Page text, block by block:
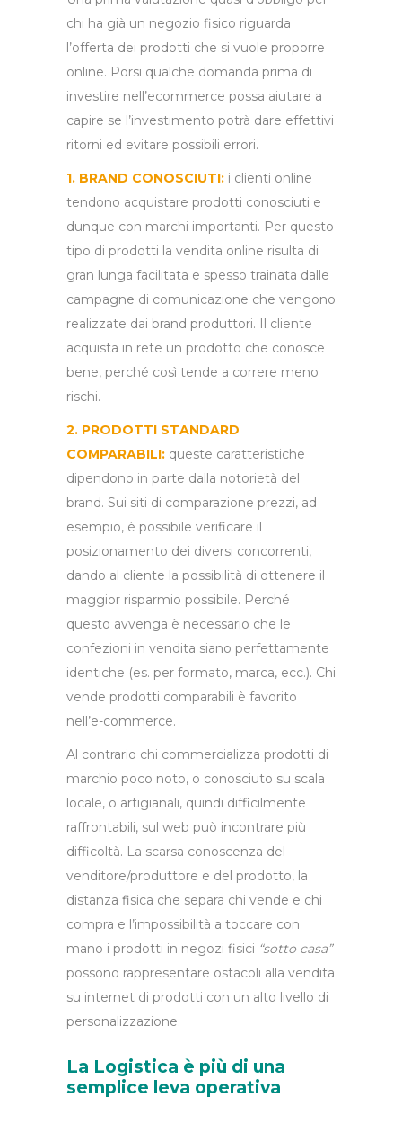
chi ha già un negozio fisico riguarda
l’offerta dei prodotti che si vuole proporre
online. Porsi qualche domanda prima di
investire nell’ecommerce possa aiutare a
capire se l’investimento potrà dare effettivi
ritorni ed evitare possibili errori.
1. BRAND CONOSCIUTI: i clienti online
tendono acquistare prodotti conosciuti e
dunque con marchi importanti. Per questo
tipo di prodotti la vendita online risulta di
gran lunga facilitata e spesso trainata dalle
campagne di comunicazione che vengono
realizzate dai brand produttori. Il cliente
acquista in rete un prodotto che conosce
bene, perché così tende a correre meno
rischi.
2. PRODOTTI STANDARD
COMPARABILI: queste caratteristiche
dipendono in parte dalla notorietà del
brand. Sui siti di comparazione prezzi, ad
esempio, è possibile verificare il
posizionamento dei diversi concorrenti,
dando al cliente la possibilità di ottenere il
maggior risparmio possibile. Perché
questo avvenga è necessario che le
confezioni in vendita siano perfettamente
identiche (es. per formato, marca, ecc.). Chi
vende prodotti comparabili è favorito
nell’e-commerce.
Al contrario chi commercializza prodotti di
marchio poco noto, o conosciuto su scala
locale, o artigianali, quindi difficilmente
raffrontabili, sul web può incontrare più
difficoltà. La scarsa conoscenza del
venditore/produttore e del prodotto, la
distanza fisica che separa chi vende e chi
compra e l’impossibilità a toccare con
mano i prodotti in negozi fisici “sotto casa”
possono rappresentare ostacoli alla vendita
su internet di prodotti con un alto livello di
personalizzazione.
La Logistica è più di una
semplice leva operativa